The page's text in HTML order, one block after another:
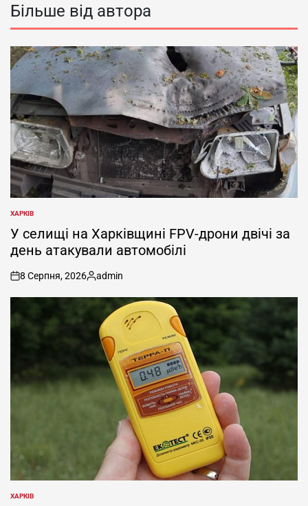
Більше від автора
ОПУБЛІКУВАТИ
У
ХАРКІВ
У селищі на Харківщині FPV-дрони двічі за
день атакували автомобілі
on
8 Серпня, 2026
Опубліковано
admin
ОПУБЛІКУВАТИ
ХАРКІВ